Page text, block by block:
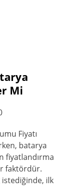
Mi
Fiyatı
batarya
fiyatlandırma
faktördür.
ilk